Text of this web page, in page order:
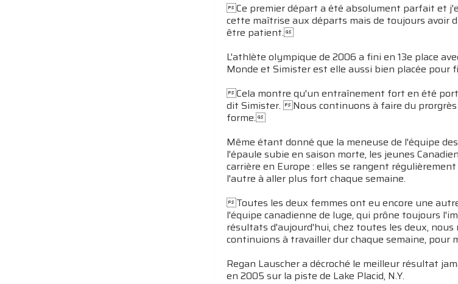
Ce premier départ a été absolument parfait et
cette maîtrise aux départs mais de toujours avoir
être patient.
L'athlète olympique de 2006 a fini en 13e place
Monde et Simister est elle aussi bien placée pour
Cela montre qu'un entraînement fort en été
dit Simister. Nous continuons à faire du
forme.
Même étant donné que la meneuse de l'équipe
l'épaule subie en saison morte, les jeunes
carrière en Europe : elles se rangent
l'autre à aller plus fort chaque semaine.
Toutes les deux femmes ont eu encore une
l'équipe canadienne de luge, qui prône toujours
résultats d'aujourd'hui, chez toutes les deux,
continuions à travailler dur chaque semaine,
Regan Lauscher a décroché le meilleur résultat
en 2005 sur la piste de Lake Placid, N.Y.